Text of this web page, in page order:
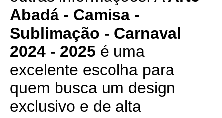
Abadá - Camisa -
Sublimação - Carnaval
2024 - 2025 é uma
excelente escolha para
quem busca um design
exclusivo e de alta